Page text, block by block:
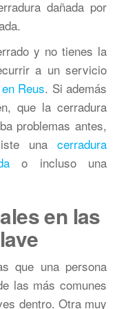
dañada por
y no tienes la
a un servicio
Reus. Si además
que la cerradura
problemas antes,
una cerradura
o incluso una
en las
que una persona
las más comunes
dentro. Otra muy